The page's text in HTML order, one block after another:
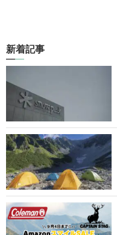
新着記事